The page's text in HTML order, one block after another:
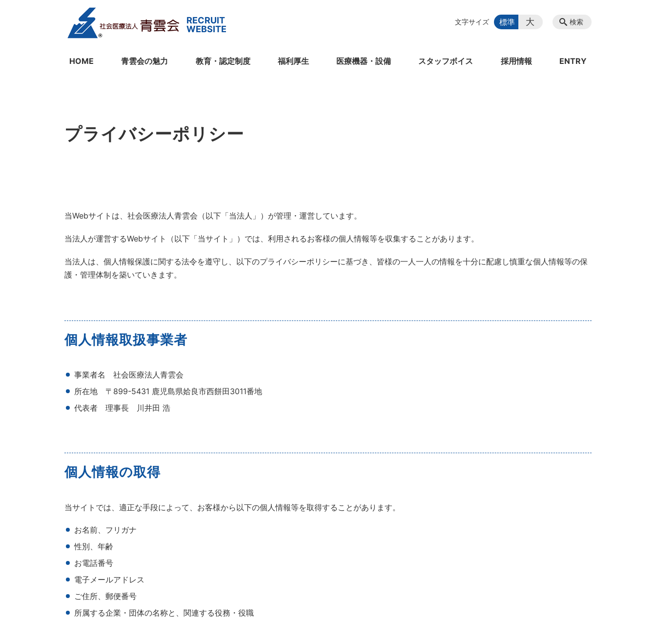
HOME 青雲会の魅力 教育・認定制度 福利厚生 医療機器・設備 スタッフボイス 採用情報 ENTRY
検索
文字サイズ 標準 大
プライバシーポリシー
当Webサイトは、社会医療法人青雲会（以下「当法人」）が管理・運営しています。
当法人が運営するWebサイト（以下「当サイト」）では、利用されるお客様の個人情報等を収集することがあります。
当法人は、個人情報保護に関する法令を遵守し、以下のプライバシーポリシーに基づき、皆様の一人一人の情報を十分に配慮し慎重な個人情報等の保
護・管理体制を築いていきます。
個人情報取扱事業者
事業者名 社会医療法人青雲会
所在地 〒899-5431 鹿児島県姶良市西餅田3011番地
代表者 理事長 川井田 浩
個人情報の取得
当サイトでは、適正な手段によって、お客様から以下の個人情報等を取得することがあります。
お名前、フリガナ
性別、年齢
お電話番号
電子メールアドレス
ご住所、郵便番号
所属する企業・団体の名称と、関連する役務・役職